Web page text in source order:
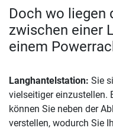
Doch wo liegen
zwischen einer
einem
Langhantelstation: Sie
vielseitiger einzustellen.
können Sie neben der
verstellen, wodurch Sie